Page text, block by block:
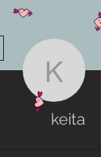
keita
keita